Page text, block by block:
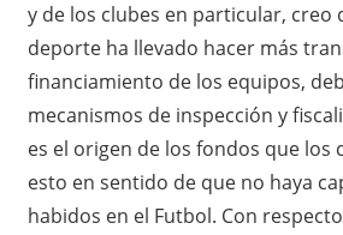
y de los clubes en particular, creo
deporte ha llevado hacer más
financiamiento de los equipos,
mecanismos de inspección y
es el origen de los fondos que los
esto en sentido de que no haya
habidos en el Futbol. Con